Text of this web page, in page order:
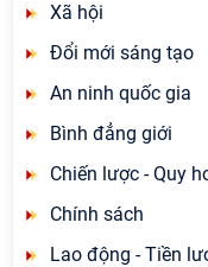
Xã hội
Đổi mới sáng tạo
An ninh quốc gia
Bình đẳng giới
Chiến lược - Quy
Chính sách
Lao động - Tiền